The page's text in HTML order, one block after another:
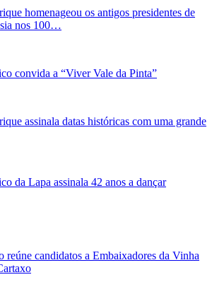
homenageou os antigos presidentes de
nos 100…
convida a “Viver Vale da Pinta”
assinala datas históricas com uma grande
da Lapa assinala 42 anos a dançar
reúne candidatos a Embaixadores da Vinha